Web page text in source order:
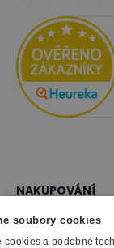
NAKUPOVÁNÍ
Vše o nákupu
Obchodní
SLUŽBY
soubory cookies
cookies a podobné